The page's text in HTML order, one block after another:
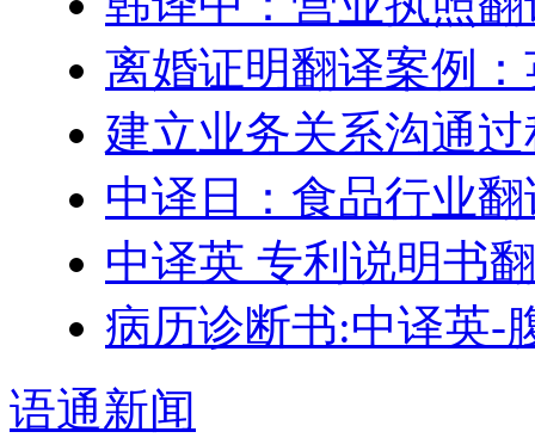
离婚证明翻译案例
建立业务关系沟通
中译日：食品行业翻
中译英 专利说明书
病历诊断书:中译英-
语通新闻